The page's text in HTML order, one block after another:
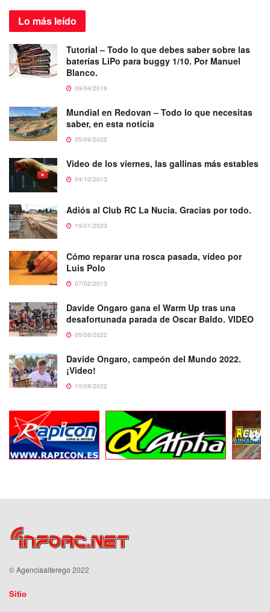
Lo más leído
Tutorial – Todo lo que debes saber sobre las
baterías LiPo para buggy 1/10. Por Manuel
Blanco.
09/04/2019
Mundial en Redovan – Todo lo que necesitas
saber, en esta noticia
05/09/2022
Video de los viernes, las gallinas más estables
04/10/2013
Adiós al Club RC La Nucia. Gracias por todo.
19/01/2023
Cómo reparar una rosca pasada, vídeo por
Luis Polo
07/02/2013
Davide Ongaro gana el Warm Up tras una
desafortunada parada de Oscar Baldo. VIDEO
05/06/2022
Davide Ongaro, campeón del Mundo 2022.
¡Video!
10/09/2022
©Agenciaalterego 2022
Sitio